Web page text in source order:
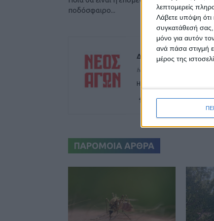
λεπτομερείς
Λάβετε υπόψη ότι
συγκατάθεσή σας,
μόνο για αυτόν
ανά πάσα στιγμή
μέρος της
ποδόσφαιρο...
Δημοσιογραφική
https://neosagon.gr
Η Αρχαιότερη Καθημερινή
ΠΑΡΟΜΟΙΑ ΑΡΘΡΑ